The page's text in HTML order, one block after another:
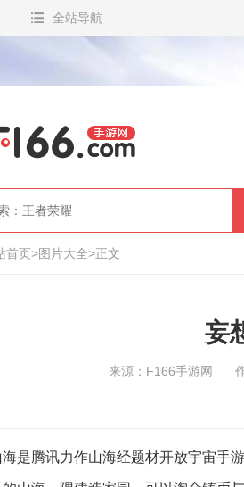
全站导航
首页>图片大全>正文
妄
来源：F166手游网
是腾讯力作山海经题材开放宇宙手